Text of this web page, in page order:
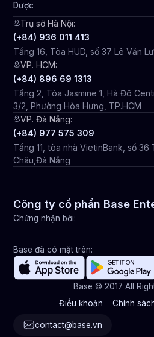
Dược
Trụ sở Hà Nội:
(+84) 936 011 413
Tầng 16, Tòa HUD, số 37 Lê Văn
VP. HCM:
(+84) 896 69 1313
Tầng 2, Tòa Jasmine 1, Hà Đô
3/2, Phường Hòa Hưng, TP.HCM
VP. Đà Nẵng:
(+84) 977 575 309
Tầng 11, tòa nhà VietinBank, số 36
Châu,Đà Nẵng
Công ty cổ phần Base
Chứng nhận bởi:
Base đã có mặt trên:
Base © 2017 All
Điều khoản
Chính
contact@base.vn